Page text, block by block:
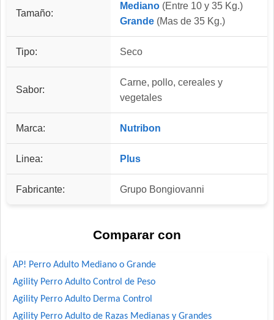
Tamaño:
Mediano (Entre 10 y 35 Kg.)
Grande (Mas de 35 Kg.)
Tipo: Seco
Sabor:
Carne, pollo, cereales y
vegetales
Marca: Nutribon
Linea: Plus
Fabricante: Grupo Bongiovanni
Comparar con
AP! Perro Adulto Mediano o Grande
Agility Perro Adulto Control de Peso
Agility Perro Adulto Derma Control
Agility Perro Adulto de Razas Medianas y Grandes